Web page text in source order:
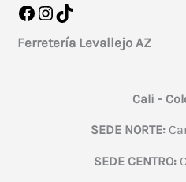
Facebook
Instagram
TikTok
Ferretería Levallejo AZ
Cali -
SEDE NORTE:
SEDE CENTRO: